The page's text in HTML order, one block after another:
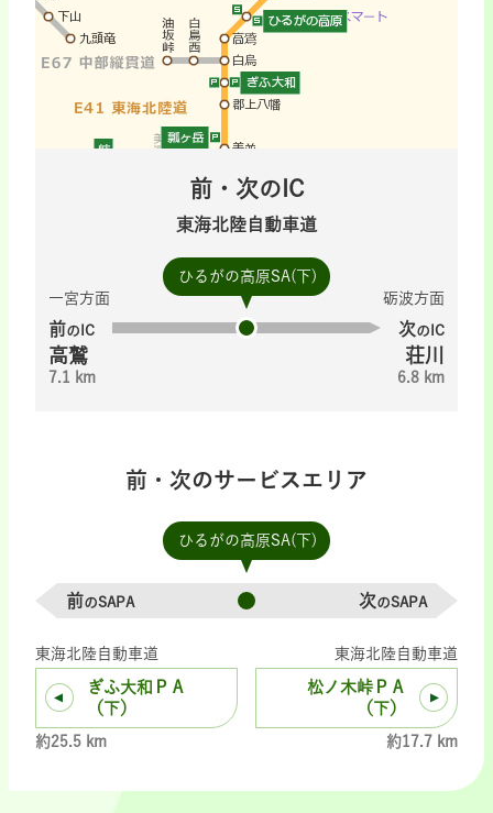
前・次のIC
東海北陸自動車道
ひるがの高原SA(下)
一宮方面
前のIC
高鷲
7.1 km
砺波方面
次のIC
荘川
6.8 km
前・次のサービスエリア
ひるがの高原SA(下)
前のSAPA 次のSAPA
東海北陸自動車道
ぎふ大和ＰＡ
（下）
約25.5 km
東海北陸自動車道
松ノ木峠ＰＡ
（下）
約17.7 km